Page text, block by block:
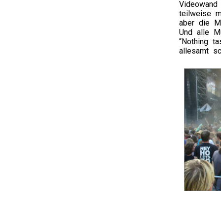
teilweise
aber die
Und alle
“Nothing
allesamt